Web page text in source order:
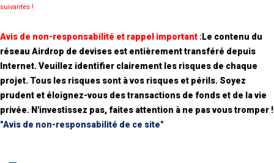
suivantes !
Avis de non-responsabilité et rappel important :Le contenu du
réseau Airdrop de devises est entièrement transféré depuis
Internet. Veuillez identifier clairement les risques de chaque
projet. Tous les risques sont à vos risques et périls. Soyez
prudent et éloignez-vous des transactions de fonds et de la vie
privée. N'investissez pas, faites attention à ne pas vous tromper !
"Avis de non-responsabilité de ce site"